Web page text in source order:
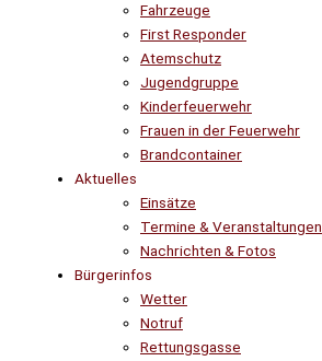
Fahrzeuge
First Responder
Atemschutz
Jugendgruppe
Kinderfeuerwehr
Frauen in der Feuerwehr
Brandcontainer
Aktuelles
Einsätze
Termine & Veranstaltungen
Nachrichten & Fotos
Bürgerinfos
Wetter
Notruf
Rettungsgasse